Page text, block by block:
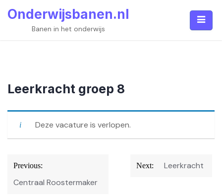
Onderwijsbanen.nl
Banen in het onderwijs
Leerkracht groep 8
Deze vacature is verlopen.
Bericht
navigatie
Previous:
Centraal Roostermaker
Next: Leerkracht